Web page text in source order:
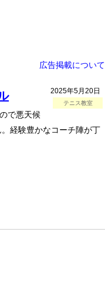
広告掲載について
2025年5月20日
テニス教室
で悪天候
経験豊かなコーチ陣が丁